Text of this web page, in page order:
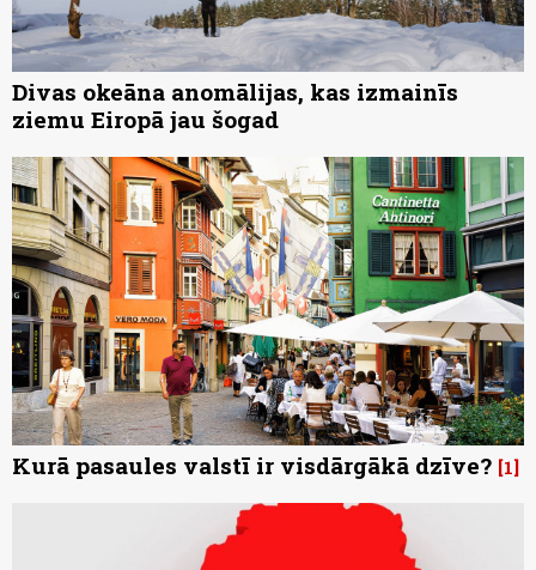
Divas okeāna anomālijas, kas izmainīs
ziemu Eiropā jau šogad
Kurā pasaules valstī ir visdārgākā dzīve? 1